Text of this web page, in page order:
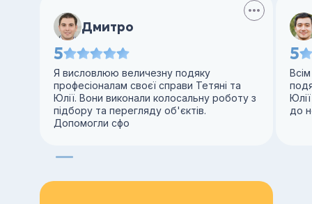
Дмитро
5
Я висловлюю величезну подяку
професіоналам своєї справи Тетяні та
Юлії. Вони виконали колосальну роботу з
підбору та перегляду об'єктів.
Допомогли сфо
5
до